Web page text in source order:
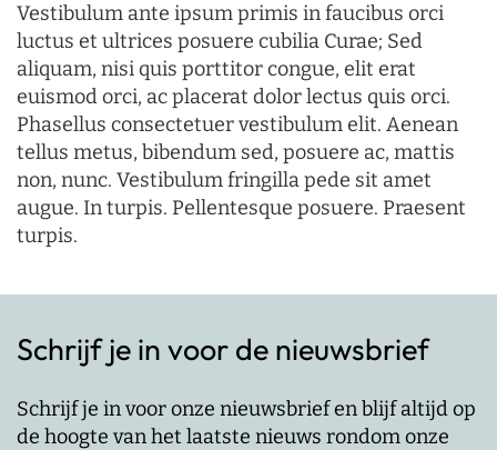
Vestibulum ante ipsum primis in faucibus orci
luctus et ultrices posuere cubilia Curae; Sed
aliquam, nisi quis porttitor congue, elit erat
euismod orci, ac placerat dolor lectus quis orci.
Phasellus consectetuer vestibulum elit. Aenean
tellus metus, bibendum sed, posuere ac, mattis
non, nunc. Vestibulum fringilla pede sit amet
augue. In turpis. Pellentesque posuere. Praesent
turpis.
Schrijf je in voor de nieuwsbrief
Schrijf je in voor onze nieuwsbrief en blijf altijd op
de hoogte van het laatste nieuws rondom onze